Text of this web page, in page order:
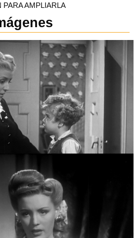
PARA AMPLIARLA
ARCHIVO TELEVICINE